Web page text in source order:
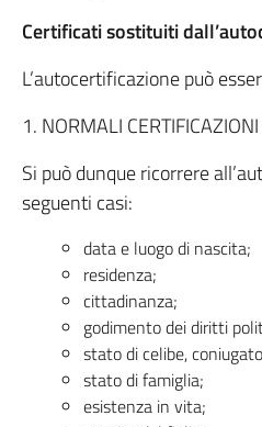
Certificati sostituiti
L’autocertificazione può
1. NORMALI CERTIFICAZIONI
Si può dunque ricorrere
seguenti casi:
data e luogo di nascita;
residenza;
cittadinanza;
godimento dei diritti
stato di celibe,
stato di famiglia;
esistenza in vita;